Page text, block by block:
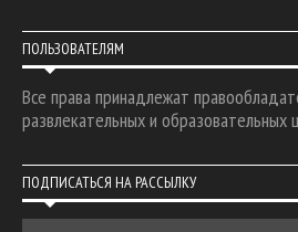
ПОЛЬЗОВАТЕЛЯМ
Все права принадлежат
развлекательных и образовательных
ПОДПИСАТЬСЯ НА РАССЫЛКУ